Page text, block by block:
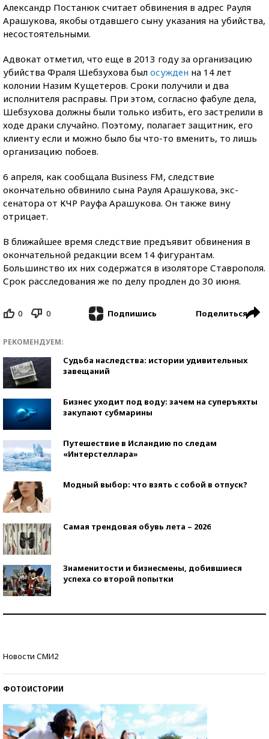
Александр Постанюк считает обвинения в адрес Рауля
Арашукова, якобы отдавшего сыну указания на убийства,
несостоятельными.
Адвокат отметил, что еще в 2013 году за организацию
убийства Фраля Шебзухова был осужден на 14 лет
колонии Назим Кущетеров. Сроки получили и два
исполнителя расправы. При этом, согласно фабуле дела,
Шебзухова должны были только избить, его застрелили в
ходе драки случайно. Поэтому, полагает защитник, его
клиенту если и можно было бы что-то вменить, то лишь
организацию побоев.
6 апреля, как сообщала Business FM, следствие
окончательно обвинило сына Рауля Арашукова, экс-
сенатора от КЧР Рауфа Арашукова. Он также вину
отрицает.
В ближайшее время следствие предъявит обвинения в
окончательной редакции всем 14 фигурантам.
Большинство их них содержатся в изоляторе Ставрополя.
Срок расследования же по делу продлен до 30 июня.
0 0 Подпишись Поделиться
РЕКОМЕНДУЕМ:
Судьба наследства: истории удивительных
завещаний
Бизнес уходит под воду: зачем на суперъяхты
закупают субмарины
Путешествие в Исландию по следам
«Интерстеллара»
Модный выбор: что взять с собой в отпуск?
Самая трендовая обувь лета – 2026
Знаменитости и бизнесмены, добившиеся
успеха со второй попытки
Новости СМИ2
ФОТОИСТОРИИ